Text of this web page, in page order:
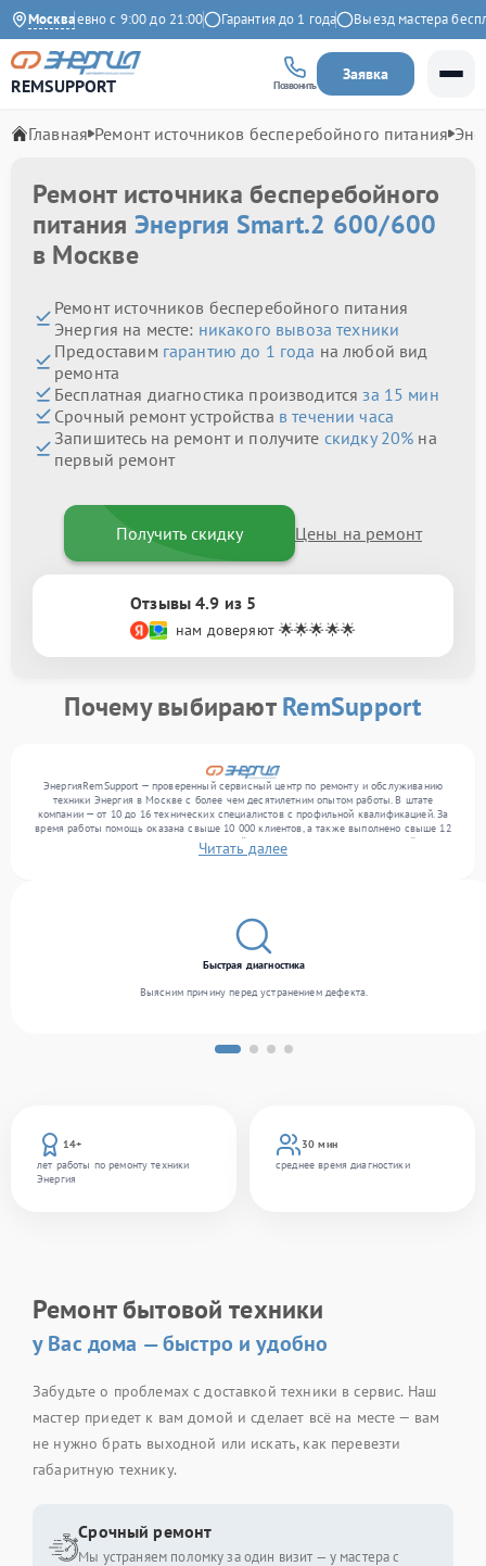
Москва
Ежедневно с 9:00 до 21:00 Гарантия до 1 года Выезд мастера
REMSUPPORT Позвонить
Заявка
Главная Ремонт источников бесперебойного питания
Ремонт источника бесперебойного
питания Энергия Smart.2 600/600
в Москве
Ремонт источников бесперебойного питания
Энергия на месте: никакого вывоза техники
Предоставим гарантию до 1 года на любой вид
ремонта
Бесплатная диагностика производитсяза 15 мин
Срочный ремонт устройства в течении часа
Запишитесь на ремонт и получите скидку 20% на
первый ремонт
Получить скидку Цены на ремонт
Отзывы 4.9 из 5
нам доверяют 🌟🌟🌟🌟🌟
Почему выбираютRemSupport
ЭнергияRemSupport — проверенный сервисный центр по ремонту и обслуживанию
техники Энергия в Москве с более чем десятилетним опытом работы. В штате
компании — от 10 до 16 технических специалистов с профильной квалификацией. За
время работы помощь оказана свыше 10 000 клиентов, а также выполнено свыше 12
000 ремонтов. Ежемесячно в сервисный центр поступает более 300 устройств,
включая , , . Мы выполняем ремонт различного уровня сложности и предлагаем
Читать далее
14+
лет работы по ремонту техники
Энергия
30 мин
среднее время диагностики
Быстрая диагностика
Выясним причину перед устранением дефекта.
Ремонт бытовой техники
у Вас дома — быстро и удобно
Забудьте о проблемах с доставкой техники в сервис. Наш
мастер приедет к вам домой и сделает всё на месте — вам
не нужно брать выходной или искать, как перевезти
габаритную технику.
Срочный ремонт
Мы устраняем поломку за один визит — у мастера с